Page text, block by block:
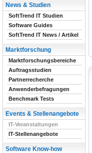
News & Studien
SoftTrend IT Studien
Software Guides
SoftTrend IT News / Artikel
Marktforschung
Marktforschungsbereiche
Auftragsstudien
Partnerrecherche
Anwenderbefragungen
Benchmark Tests
Events & Stellenangebote
IT-Veranstaltungen
IT-Stellenangebote
Software Know-how